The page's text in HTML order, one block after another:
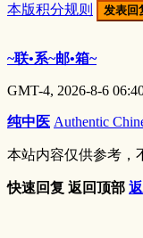
本版积分规则 发表回
~联•系~邮•箱~
GMT-4, 2026-8-6
纯中医 Authentic
本站内容仅供参考，
快速回复 返回顶部